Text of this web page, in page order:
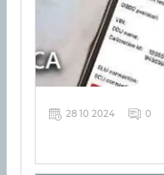
28 10 2024 0